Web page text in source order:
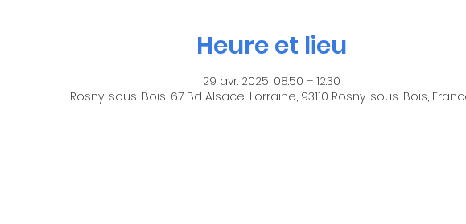
Heure et lieu
29 avr. 2025, 08:50 – 12:30
Rosny-sous-Bois, 67 Bd Alsace-Lorraine, 93110 Rosny-sous-Bois,